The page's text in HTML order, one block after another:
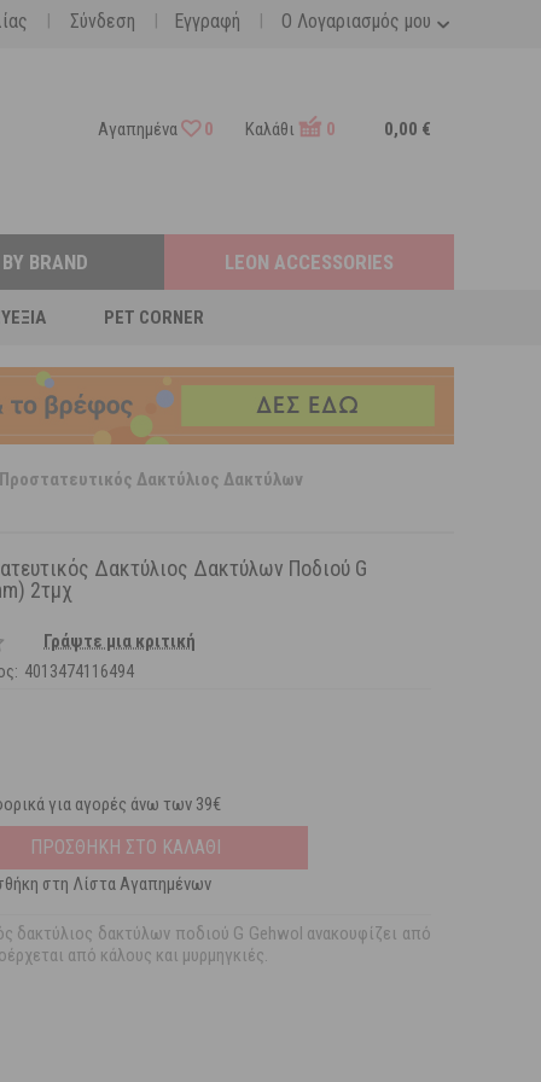
Ο Λογαριασμός μου
| Σύνδεση | Εγγραφή |
Αγαπημένα 0 Καλάθι 0 0,00 €
PET CORNER
BRAND LEON ACCESSORIES
Δακτύλιος Δακτύλων
Δακτύλιος Δακτύλων Ποδιού G
2τμχ
Γράψτε μια κριτική
4013474116494
για αγορές άνω των 39€
ΠΡΟΣΘΗΚΗ ΣΤΟ ΚΑΛΑΘΙ
στη Λίστα Αγαπημένων
δακτύλιος δακτύλων ποδιού G Gehwol ανακουφίζει από
από κάλους και μυρμηγκιές.